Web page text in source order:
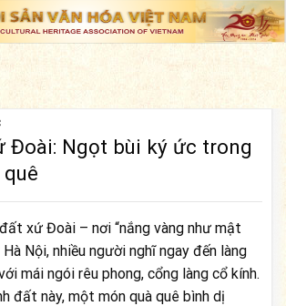
Đoài: Ngọt bùi ký ức trong
xứ Đoài – nơi “nắng vàng như mật
Nội, nhiều người nghĩ ngay đến làng
mái ngói rêu phong, cổng làng cổ kính.
đất này, một món quà quê bình dị